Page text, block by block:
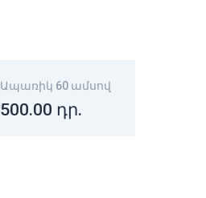
Ապառիկ 60 ամսով
500.00 դր.